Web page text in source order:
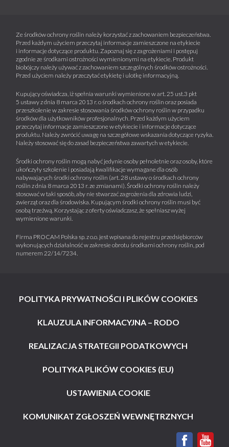
Ze środków ochrony roślin należy korzystać z zachowaniem bezpieczeństwa.
Przed każdym użyciem przeczytaj informacje zamieszczone na etykiecie
i informacje dotyczące produktu. Zapoznaj się z zagrożeniami i postępuj
zgodnie ze środkami ostrożności wymienionymi na etykiecie. Produkt
biobójczy należy używać z zachowaniem szczególnych środków ostrożności.
Przed użyciem należy przeczytać etykietę i ulotkę informacyjną.
Kupujący oświadcza, iż spełnia warunki wymienione w art. 25 ust.3 pkt
5 ustawy z dnia 8 marca 2013 r. o środkach ochrony roślin oraz posiada
przeszkolenie w zakresie stosowania środków ochrony roślin w przypadku
środków dla użytkowników profesjonalnych. Przed każdym użyciem
przeczytaj informacje zamieszczone w etykiecie i informacje dotyczące
produktu. Należy zwrócić uwagę na szczegółowe wskazania dotyczące ryzyka.
Należy stosować się do zasad bezpieczeństwa zawartych w etykiecie.
Środki ochrony roślin mogą nabyć jedynie osoby pełnoletnie oraz osoby, które
ukończyły szkolenie i posiadają kwalifikacje wymagane dla osób
nabywających środki ochrony roślin (art. 28 ustawy o środkach ochrony
roślin z dnia 8 marca 2013 r. ze zmianami). Środki ochrony roślin należy
stosować w taki sposób, aby nie stwarzać zagrożenia dla zdrowia ludzi,
zwierząt oraz dla środowiska. Kupującym środki ochrony roślin musi być
osobą trzeźwą. Korzystając z oferty oświadczasz, że spełniasz wyżej
wymienione warunki.
Firma PROCAM Polska sp. z o.o. jest wpisana do rejestru przedsiębiorców
wykonujących działalność w zakresie obrotu środkami ochrony roślin, pod
numerem 22/14/7234.
POLITYKA PRYWATNOŚCI I PLIKÓW COOKIES
KLAUZULA INFORMACYJNA – RODO
REALIZACJA STRATEGII PODATKOWYCH
POLITYKA PLIKÓW COOKIES (EU)
USTAWIENIA COOKIE
KOMUNIKAT ZGŁOSZEŃ WEWNĘTRZNYCH